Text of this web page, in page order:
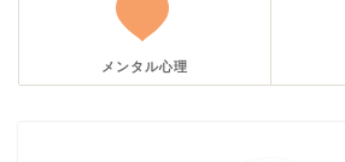
メンタル心理